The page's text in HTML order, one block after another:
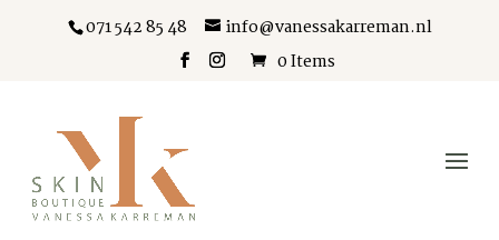
071 542 85 48
info@vanessakarreman.nl
0 Items